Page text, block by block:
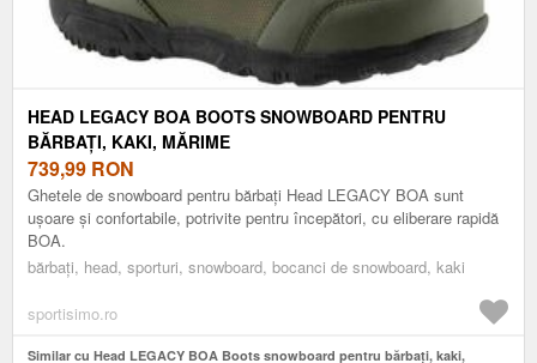
HEAD LEGACY BOA BOOTS SNOWBOARD PENTRU
BĂRBAȚI, KAKI, MĂRIME
739,99 RON
Ghetele de snowboard pentru bărbați Head LEGACY BOA sunt
ușoare și confortabile, potrivite pentru începători, cu eliberare rapidă
BOA.
bărbați, head, sporturi, snowboard, bocanci de snowboard, kaki
sportisimo.ro
Similar cu Head LEGACY BOA Boots snowboard pentru bărbați, kaki,